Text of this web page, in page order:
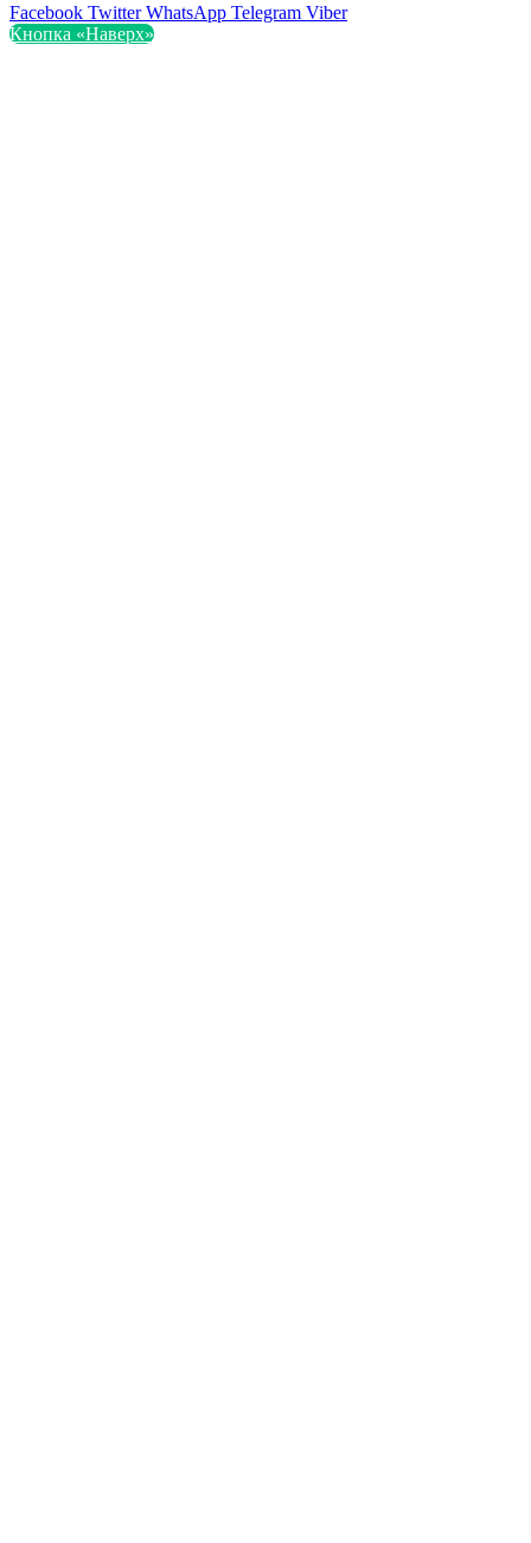
Facebook Twitter WhatsApp Telegram Viber
Кнопка «Наверх»